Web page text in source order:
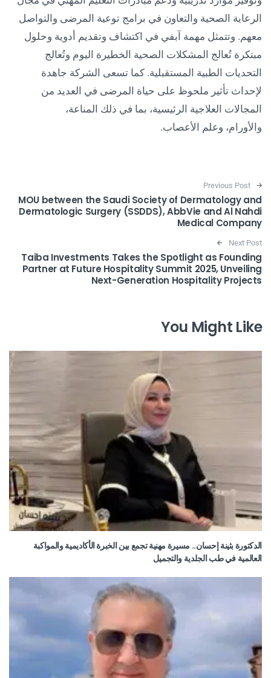
الرعاية الصحية والتعاون في برامج توعية المرضى والتواصل
معهم. وتتمثل مهمة آبفي في اكتشاف وتقديم أدوية وحلول
مبتكرة تُعالج المشكلات الصحية الخطيرة اليوم وتُعالج
التحديات الطبية المستقبلية. كما تسعى الشركة جاهدة
لإحداث تأثير ملحوظ على حياة المرضى في العديد من
المجالات العلاجية الرئيسية، بما في ذلك المناعة،
والأورام، وعلم الأعصاب.
Post navigation
Previous Post
MOU between the Saudi Society of Dermatology and
Dermatologic Surgery (SSDDS), AbbVie and Al Nahdi
Medical Company
Next Post
Taiba Investments Takes the Spotlight as Founding
Partner at Future Hospitality Summit 2025, Unveiling
Next-Generation Hospitality Projects
You Might Like
الدكتورة بثينة إحسان.. مسيرة مهنية تجمع بين الخبرة الأكاديمية والمواكبة
العالمية في طب الجلدية والتجميل